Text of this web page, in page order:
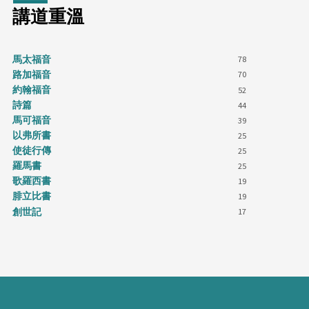
講道重溫
馬太福音 78
路加福音 70
約翰福音 52
詩篇 44
馬可福音 39
以弗所書 25
使徒行傳 25
羅馬書 25
歌羅西書 19
腓立比書 19
創世記 17